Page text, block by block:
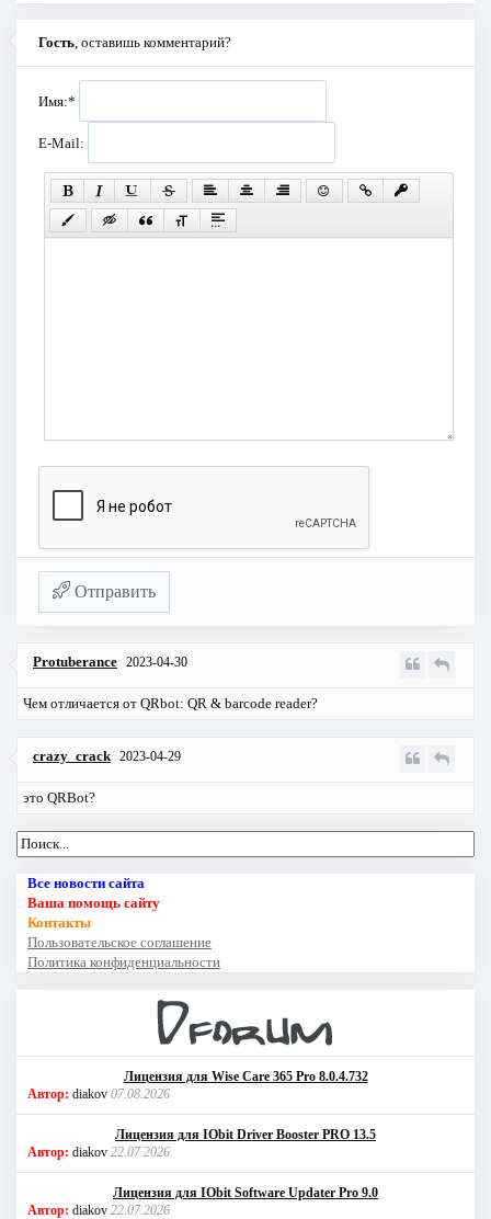
Гость , оставишь комментарий?
Имя:*
E-Mail:
Отправить
Protuberance 2023-04-30
Чем отличается от QRbot: QR & barcode reader?
crazy_crack 2023-04-29
это QRBot?
Все новости сайта
Ваша помощь сайту
Контакты
Пользовательское соглашение
Политика конфиденциальности
Лицензия для Wise Care 365 Pro 8.0.4.732
Автор: diakov 07.08.2026
Лицензия для IObit Driver Booster PRO 13.5
Автор: diakov 22.07.2026
Лицензия для IObit Software Updater Pro 9.0
Автор: diakov 22.07.2026